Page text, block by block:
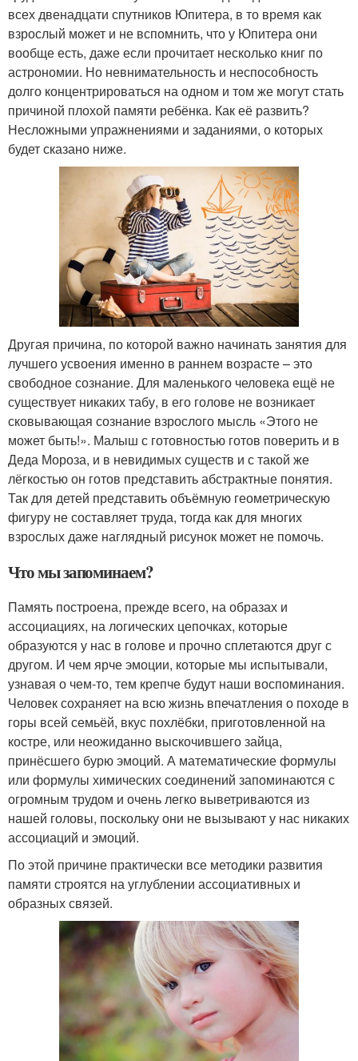
всех двенадцати спутников Юпитера, в то время как
взрослый может и не вспомнить, что у Юпитера они
вообще есть, даже если прочитает несколько книг по
астрономии. Но невнимательность и неспособность
долго концентрироваться на одном и том же могут стать
причиной плохой памяти ребёнка. Как её развить?
Несложными упражнениями и заданиями, о которых
будет сказано ниже.
Другая причина, по которой важно начинать занятия для
лучшего усвоения именно в раннем возрасте – это
свободное сознание. Для маленького человека ещё не
существует никаких табу, в его голове не возникает
сковывающая сознание взрослого мысль «Этого не
может быть!». Малыш с готовностью готов поверить и в
Деда Мороза, и в невидимых существ и с такой же
лёгкостью он готов представить абстрактные понятия.
Так для детей представить объёмную геометрическую
фигуру не составляет труда, тогда как для многих
взрослых даже наглядный рисунок может не помочь.
Что мы запоминаем?
Память построена, прежде всего, на образах и
ассоциациях, на логических цепочках, которые
образуются у нас в голове и прочно сплетаются друг с
другом. И чем ярче эмоции, которые мы испытывали,
узнавая о чем-то, тем крепче будут наши воспоминания.
Человек сохраняет на всю жизнь впечатления о походе в
горы всей семьёй, вкус похлёбки, приготовленной на
костре, или неожиданно выскочившего зайца,
принёсшего бурю эмоций. А математические формулы
или формулы химических соединений запоминаются с
огромным трудом и очень легко выветриваются из
нашей головы, поскольку они не вызывают у нас никаких
ассоциаций и эмоций.
По этой причине практически все методики развития
памяти строятся на углублении ассоциативных и
образных связей.